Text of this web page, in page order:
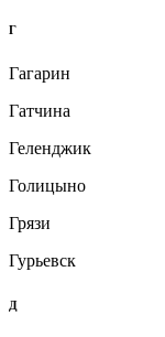
Г
Гагарин
Гатчина
Геленджик
Голицыно
Грязи
Гурьевск
Д